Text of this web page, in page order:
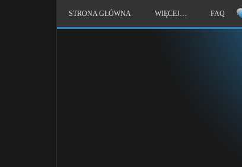
STRONA GŁÓWNA WIĘCEJ… FAQ